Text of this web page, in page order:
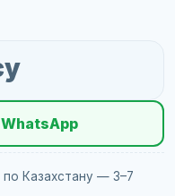
Казахстану — 3–7